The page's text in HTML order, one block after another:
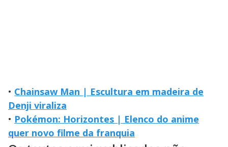
• Chainsaw Man | Escultura em madeira de
Denji viraliza
• Pokémon: Horizontes | Elenco do anime
quer novo filme da franquia